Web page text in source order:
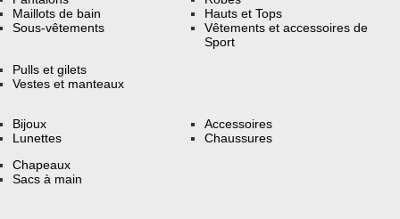
Maillots de bain
Sous-vêtements
Hauts et Tops
Vêtements et accessoires de
Sport
Pulls et gilets
Vestes et manteaux
Bijoux
Lunettes
Accessoires
Chaussures
Chapeaux
Sacs à main